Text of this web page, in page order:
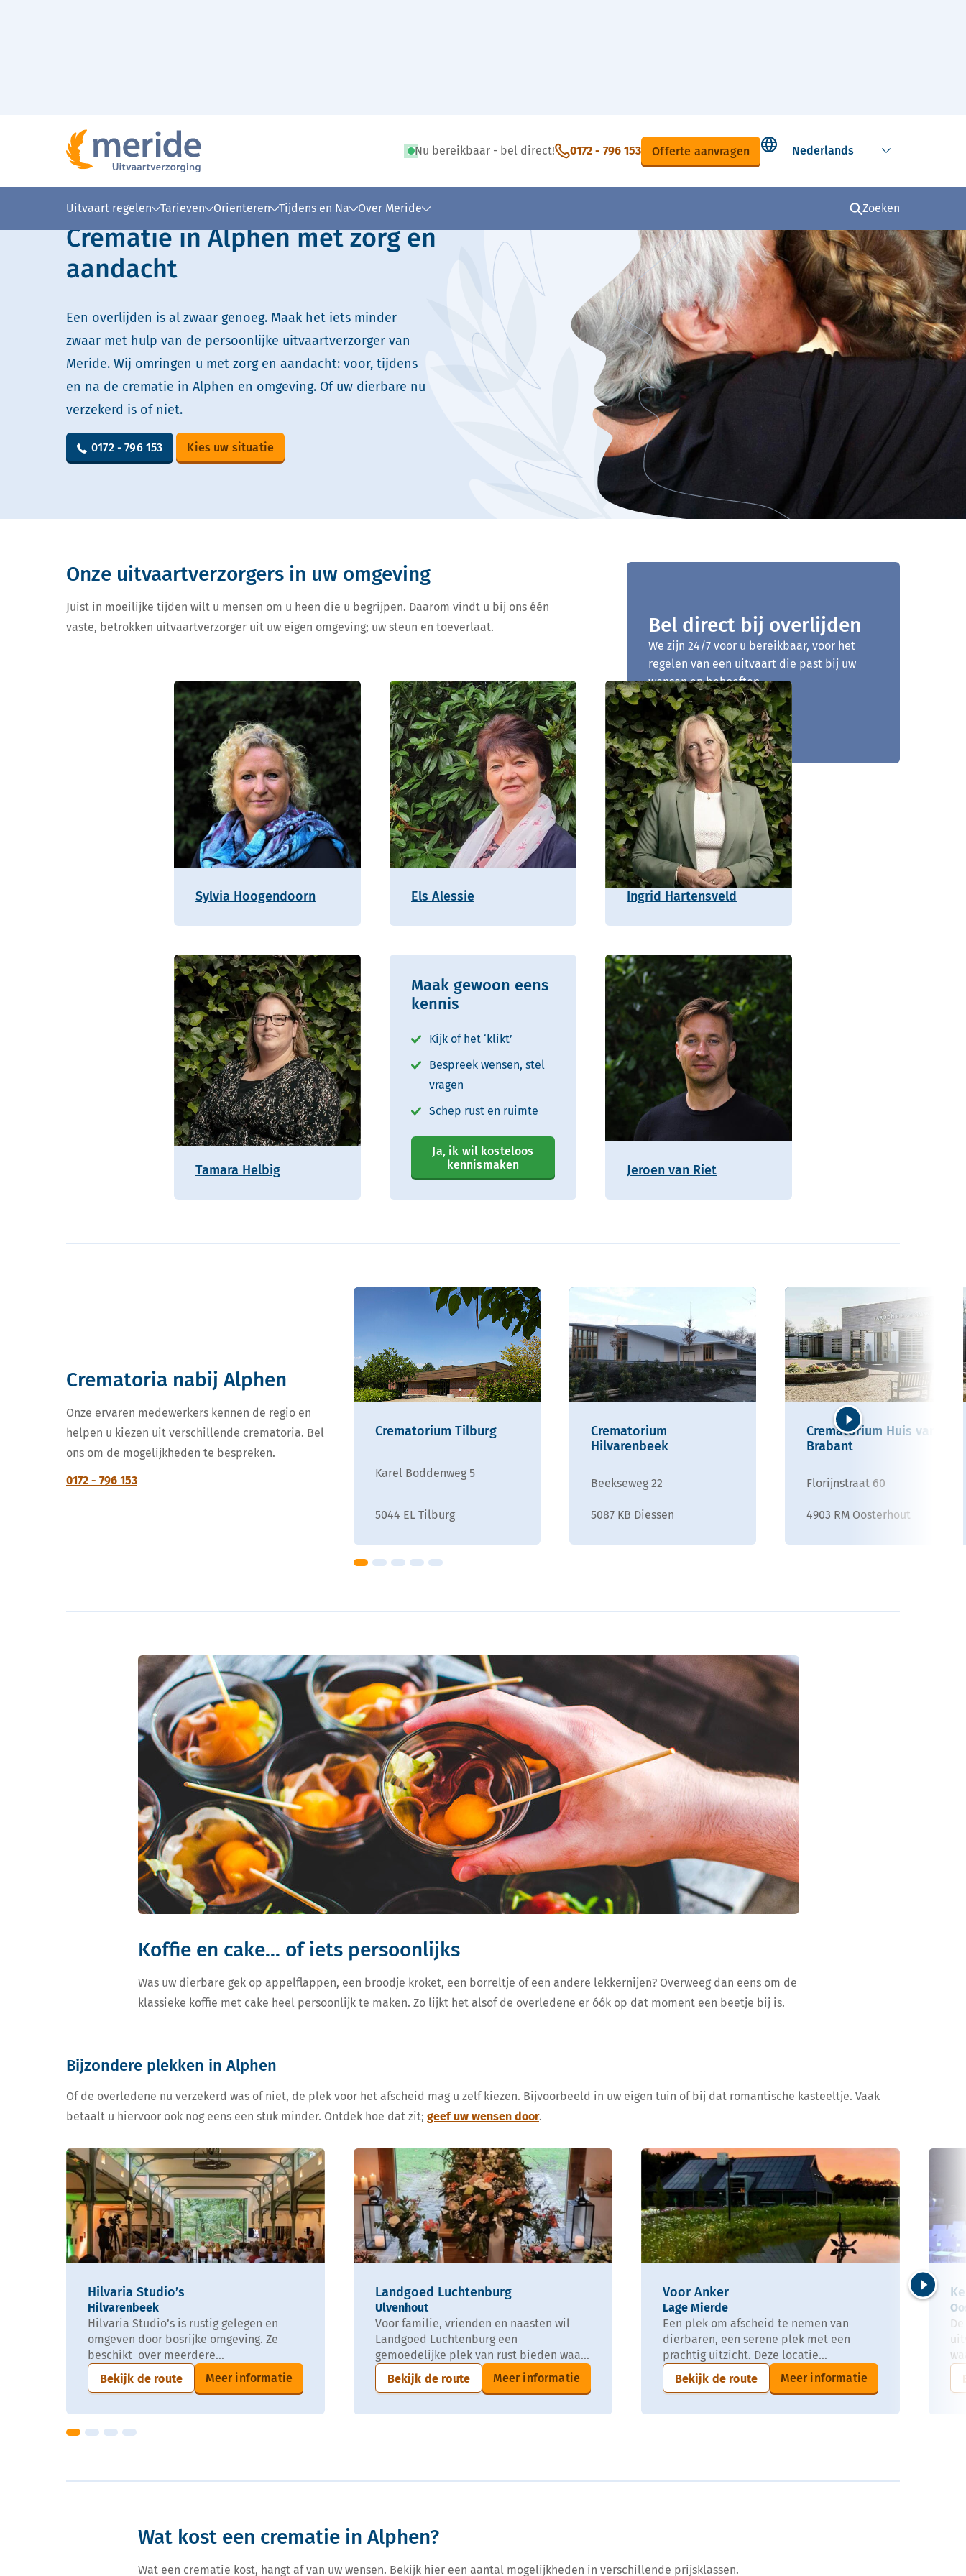
Nu bereikbaar - bel direct! 0172 - 796 153 Offerte aanvragen
Select language
Uitvaart regelen Tarieven Orienteren Tijdens en Na Over Meride Zoeken
Lees voor Uitleg woorden Simpele tekst
Crematie in Alphen met zorg en
aandacht
Een overlijden is al zwaar genoeg. Maak het iets minder
zwaar met hulp van de persoonlijke uitvaartverzorger van
Meride. Wij omringen u met zorg en aandacht: voor, tijdens
en na de crematie in Alphen en omgeving. Of uw dierbare nu
verzekerd is of niet.
0172 - 796 153 Kies uw situatie
Bel direct bij overlijden
We zijn 24/7 voor u bereikbaar, voor het
regelen van een uitvaart die past bij uw
wensen en behoeften.
0172 - 796 153
Onze uitvaartverzorgers in uw omgeving
Juist in moeilijke tijden wilt u mensen om u heen die u begrijpen. Daarom vindt u bij ons één
vaste, betrokken uitvaartverzorger uit uw eigen omgeving; uw steun en toeverlaat.
Sylvia Hoogendoorn Els Alessie Ingrid Hartensveld
Tamara Helbig
Maak gewoon eens
kennis
Kijk of het ‘klikt’
Bespreek wensen, stel
vragen
Schep rust en ruimte
Ja, ik wil kosteloos
kennismaken
Jeroen van Riet
Crematoria nabij Alphen
Onze ervaren medewerkers kennen de regio en
helpen u kiezen uit verschillende crematoria. Bel
ons om de mogelijkheden te bespreken.
0172 - 796 153
Crematorium Tilburg
Karel Boddenweg 5
5044 EL Tilburg
Crematorium
Hilvarenbeek
Beekseweg 22
5087 KB Diessen
Crematorium Huis van
Brabant
Florijnstraat 60
4903 RM Oosterhout
Volgende
Koffie en cake... of iets persoonlijks
Was uw dierbare gek op appelflappen, een broodje kroket, een borreltje of een andere lekkernijen? Overweeg dan eens om de
klassieke koffie met cake heel persoonlijk te maken. Zo lijkt het alsof de overledene er óók op dat moment een beetje bij is.
Bijzondere plekken in Alphen
Of de overledene nu verzekerd was of niet, de plek voor het afscheid mag u zelf kiezen. Bijvoorbeeld in uw eigen tuin of bij dat romantische kasteeltje. Vaak
betaalt u hiervoor ook nog eens een stuk minder. Ontdek hoe dat zit; geef uw wensen door.
Hilvaria Studio’s
Hilvarenbeek
Hilvaria Studio’s is rustig gelegen en
omgeven door bosrijke omgeving. Ze
beschikt over meerdere...
Bekijk de route
Meer informatie
Landgoed Luchtenburg
Ulvenhout
Voor familie, vrienden en naasten wil
Landgoed Luchtenburg een
gemoedelijke plek van rust bieden waa...
Bekijk de route
Meer informatie
Voor Anker
Lage Mierde
Een plek om afscheid te nemen van
dierbaren, een serene plek met een
prachtig uitzicht. Deze locatie...
Bekijk de route
Meer informatie
Volgende
Wat kost een crematie in Alphen?
Wat een crematie kost, hangt af van uw wensen. Bekijk hier een aantal mogelijkheden in verschillende prijsklassen.